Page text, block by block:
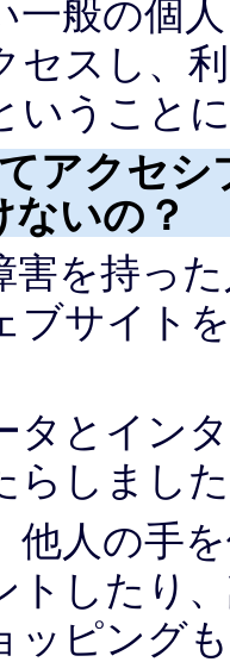
一般の個
セスし、
いうこと
アクセ
ないの？
を持っ
ブサイト
とイン
らしまし
人の手
トしたり
ッピング